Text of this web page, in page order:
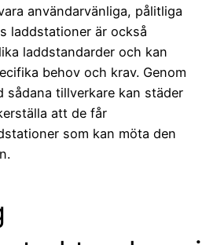
användarvänliga, pålitliga
laddstationer är också
laddstandarder och kan
behov och krav. Genom
sådana tillverkare kan städer
att de får
som kan möta den